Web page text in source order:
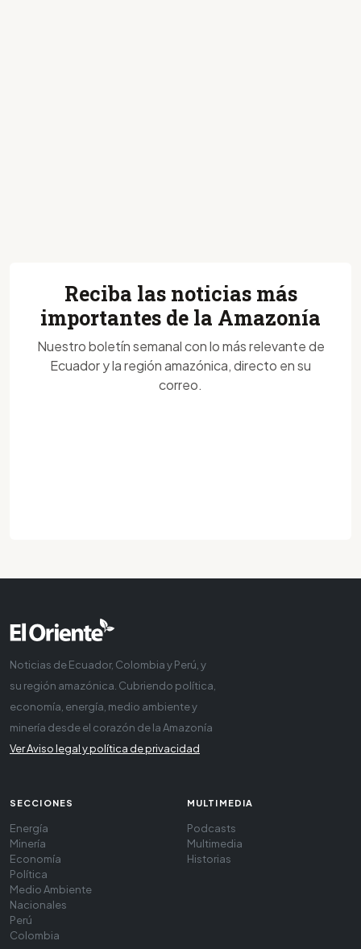
Reciba las noticias más
importantes de la Amazonía
Nuestro boletín semanal con lo más relevante de
Ecuador y la región amazónica, directo en su
correo.
Noticias de Ecuador, Colombia y Perú, y
su región amazónica. Cubriendo política,
economía, energía, medio ambiente y
minería desde el corazón de la Amazonía
Ver Aviso legal y política de privacidad
SECCIONES
Energía
Minería
Economía
Política
Medio Ambiente
Nacionales
Perú
Colombia
MULTIMEDIA
Podcasts
Multimedia
Historias